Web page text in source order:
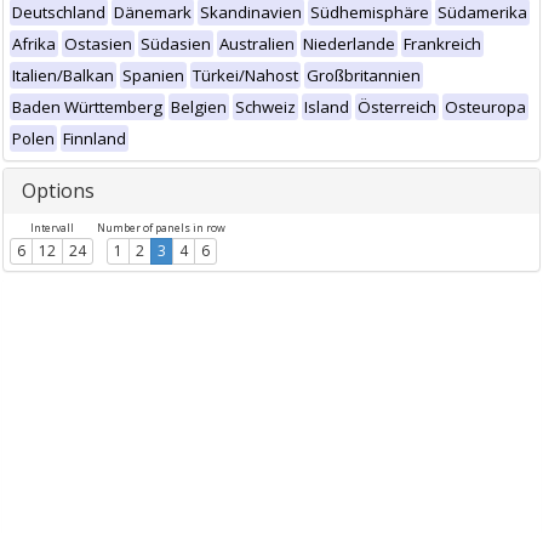
Deutschland Dänemark Skandinavien Südhemisphäre Südamerika
Afrika Ostasien Südasien Australien Niederlande Frankreich
Italien/Balkan Spanien Türkei/Nahost Großbritannien
Baden Württemberg Belgien Schweiz Island Österreich Osteuropa
Polen Finnland
Options
Intervall
6 12 24
Number of panels in row
1 2 3 4 6